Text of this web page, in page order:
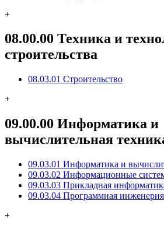
+
08.00.00 Техника и
строительства
08.03.01 Строительство
+
09.00.00 Информатика и
вычислительная
09.03.01 Информатика и
09.03.02 Информационные
09.03.03 Прикладная
09.03.04 Программная инженерия
+